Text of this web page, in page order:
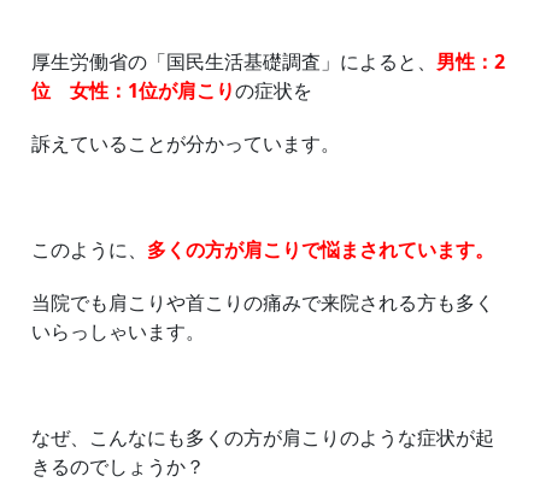
厚生労働省の「国民生活基礎調査」によると、 男性：2
位 女性：1位が肩こりの症状を
訴えていることが分かっています。
このように、 多くの方が肩こりで悩まされています。
当院でも肩こりや首こりの痛みで来院される方も多く
いらっしゃいます。
なぜ、こんなにも多くの方が肩こりのような症状が起
きるのでしょうか？